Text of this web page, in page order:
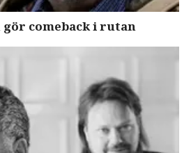
gör comeback i rutan